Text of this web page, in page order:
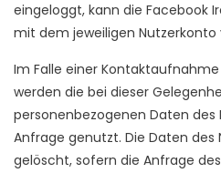
eingeloggt, kann die Facebook
mit dem jeweiligen Nutzerkonto
Im Falle einer
werden die bei dieser
personenbezogenen Daten des
Anfrage genutzt. Die Daten des
gelöscht, sofern die Anfrage